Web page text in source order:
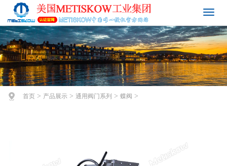
首页> 产品展示> 通用阀门系列 > 蝶阀 >